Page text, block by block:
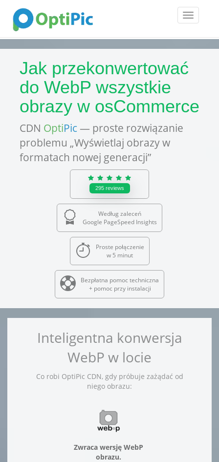
Toggle
Jak przekonwertować
do WebP wszystkie
obrazy w osCommerce
CDN OptiPic — proste rozwiązanie
problemu „Wyświetlaj obrazy w
formatach nowej generacji”
295 reviews
Według zaleceń
Google PageSpeed Insights
Proste połączenie
w 5 minut
Bezpłatna pomoc techniczna
+ pomoc przy instalacji
Inteligentna konwersja
WebP w locie
Co robi OptiPic CDN, gdy próbuje zażądać od
niego obrazu:
Zwraca wersję WebP
obrazu.